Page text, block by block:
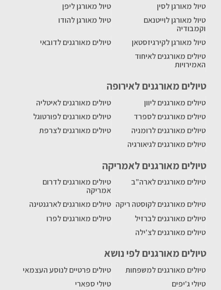
טיול מאורגן לסין
טיול מאורגן ליפן
טיול מאורגן לוייטנאם
וקמבודיה
טיול מאורגן להודו
טיול מאורגן לקירגיזסטאן
טיולים מאורגנים לדובאי
טיולים מאורגנים לאיחוד
האמירויות
טיולים מאורגנים לאירופה
טיולים מאורגנים ליוון
טיולים מאורגנים לאיטליה
טיולים מאורגנים לספרד
טיולים מאורגנים לפורטוגל
טיולים מאורגנים לרומניה
טיולים מאורגנים לצרפת
טיולים מאורגנים לגיאורגיה
טיולים מאורגנים לאמריקה
טיולים מאורגנים לארה"ב
טיולים מאורגנים לדרום
אמריקה
טיולים מאורגנים לקוסטה ריקה טיולים מאורגנים לארגנטינה
טיולים מאורגנים לברזיל
טיולים מאורגנים לפרו
טיולים מאורגנים לצ'ילה
טיולים מאורגנים לפי נושא
טיולים מאורגנים למשפחות
טיולים פרטיים לנוסע העצמאי
טיולי ג'יפים
טיולי ספארי